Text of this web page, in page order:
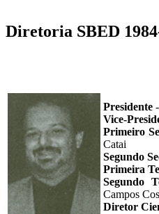
Diretoria SBED
Presidente
Vice-
Primeiro
Catai
Segundo
Primeira
Segundo
Campos
Diretor